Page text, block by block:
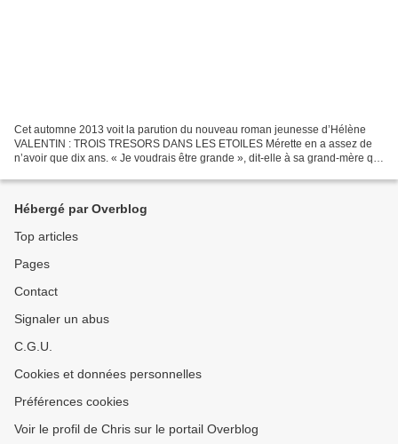
Cet automne 2013 voit la parution du nouveau roman jeunesse d’Hélène
VALENTIN : TROIS TRESORS DANS LES ETOILES Mérette en a assez de
n’avoir que dix ans. « Je voudrais être grande », dit-elle à sa grand-mère qui
Hébergé par Overblog
Top articles
Pages
Contact
Signaler un abus
C.G.U.
Cookies et données personnelles
Préférences cookies
Voir le profil de Chris sur le portail Overblog